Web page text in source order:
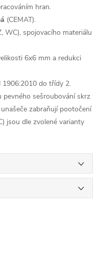
hran.
(CEMAT).
WC), spojovacího materiálu
6x6 mm a redukci
1906:2010 do třídy 2.
sešroubování skrz
zabraňují pootočení
jsou dle zvolené varianty